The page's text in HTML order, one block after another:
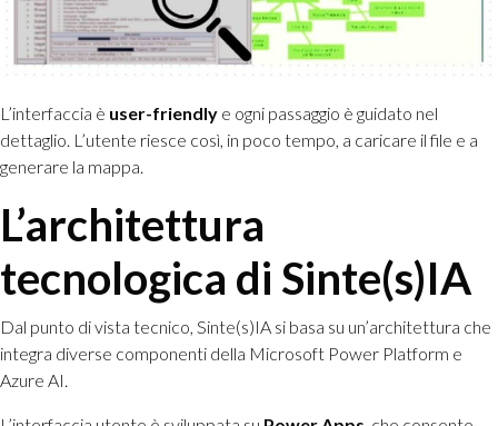
L’interfaccia è user-friendly e ogni passaggio è guidato nel
dettaglio. L’utente riesce così, in poco tempo, a caricare il file e a
generare la mappa.
L’architettura
tecnologica di Sinte(s)IA
Dal punto di vista tecnico, Sinte(s)IA si basa su un’architettura che
integra diverse componenti della Microsoft Power Platform e
Azure AI.